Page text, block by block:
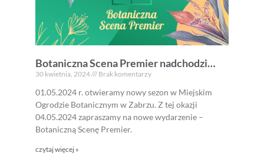
Botaniczna Scena Premier nadchodzi…
30 kwietnia, 2024 Brak komentarzy
01.05.2024 r. otwieramy nowy sezon w Miejskim
Ogrodzie Botanicznym w Zabrzu. Z tej okazji
04.05.2024 zapraszamy na nowe wydarzenie –
Botaniczną Scenę Premier.
czytaj więcej »